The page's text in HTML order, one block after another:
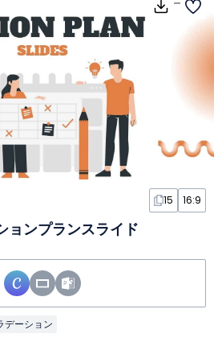
15 16:9
ョンプランスライド
デーション